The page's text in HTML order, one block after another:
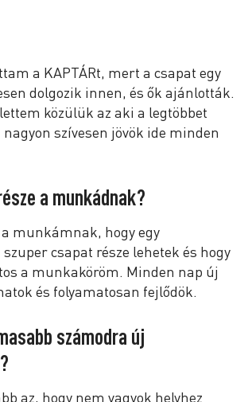
a KAPTÁRt, mert a csapat egy
dolgozik innen, és ők ajánlották.
közülük az aki a legtöbbet
szívesen jövök ide minden
a munkádnak?
a munkámnak, hogy egy
csapat része lehetek és hogy
a munkaköröm. Minden nap új
és folyamatosan fejlődök.
számodra új
az, hogy nem vagyok helyhez